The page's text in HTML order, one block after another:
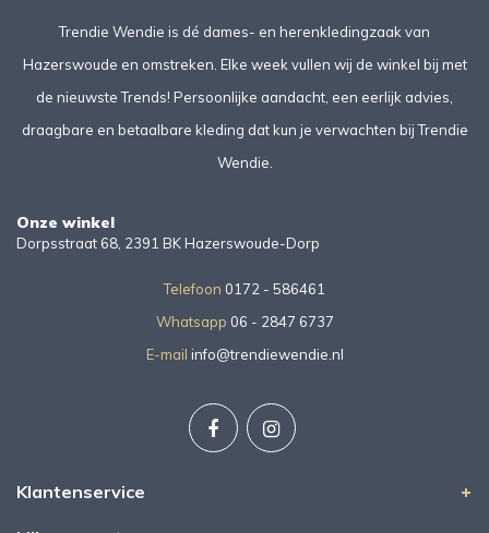
Trendie Wendie is dé dames- en herenkledingzaak van
Hazerswoude en omstreken. Elke week vullen wij de winkel bij met
de nieuwste Trends! Persoonlijke aandacht, een eerlijk advies,
draagbare en betaalbare kleding dat kun je verwachten bij Trendie
Wendie.
Onze winkel
Dorpsstraat 68, 2391 BK Hazerswoude-Dorp
Telefoon 0172 - 586461
Whatsapp 06 - 2847 6737
E-mail info@trendiewendie.nl
Klantenservice